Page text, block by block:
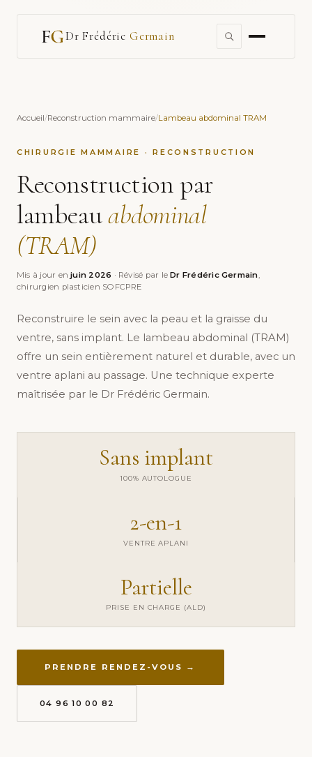
Dr Frédéric Germain
Accueil/Reconstruction mammaire/Lambeau abdominal TRAM
CHIRURGIE MAMMAIRE · RECONSTRUCTION
Reconstruction par
lambeauabdominal
(TRAM)
Mis à jour enjuin 2026 · Révisé par leDr Frédéric Germain,
chirurgien plasticien SOFCPRE
Reconstruire le sein avec la peau et la graisse du
ventre, sans implant. Le lambeau abdominal (TRAM)
offre un sein entièrement naturel et durable, avec un
ventre aplani au passage. Une technique experte
maîtrisée par le Dr Frédéric Germain.
Sans implant
100% AUTOLOGUE
2-en-1
VENTRE APLANI
Partielle
PRISE EN CHARGE (ALD)
PRENDRE RENDEZ-VOUS →
04 96 10 00 82